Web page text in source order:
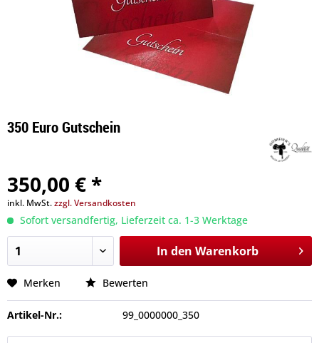
350 Euro Gutschein
350,00 € *
inkl. MwSt.zzgl. Versandkosten
Sofort versandfertig, Lieferzeit ca. 1-3 Werktage
In den Warenkorb
Merken Bewerten
Artikel-Nr.: 99_0000000_350